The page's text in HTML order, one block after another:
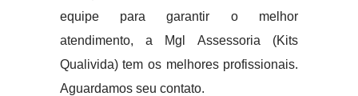
equipe para garantir o melhor
atendimento, a Mgl Assessoria (Kits
Qualivida) tem os melhores profissionais.
Aguardamos seu contato.